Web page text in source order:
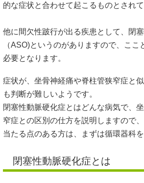
的な症状と合わせて起こるものとされて
他に間欠性跛行が出る疾患として、閉
（ASO)というのがありますので、ここ
必要となります。
症状が、坐骨神経痛や脊柱管狭窄症と
も判断が難しいようです。
閉塞性動脈硬化症とはどんな病気で、
窄症との区別の仕方を説明しますので
当たる点のある方は、まずは循環器科
閉塞性動脈硬化症とは